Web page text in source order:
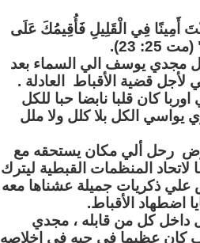
أَمِينًا فِي الْقَلِيلِ فَأُقِيمُكَ عَلَى
23).
مجدي يوسف الي السماء بعد
قضية الأقباط العادلة .
كان قلبا نابضا حبا للكل
يواسي الكل بلا كلل ولا ملل
رحل ألي مكان يستحقه مع
المنظمات القبطية ليترك
علي ذكريات جميلة عشناها معه
اضطهاد الأقباط.
داخل كل من قابله ، مجدي
عظيما في حبه في إخلاصه